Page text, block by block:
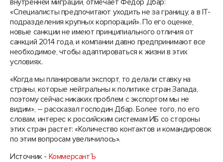
внутренней миграции, отмечает Федор Дбар:
«Специалисты предпочитают уходить не за границу, а в IT-
подразделения крупных корпораций». По его оценке,
новые санкции не имеют принципиального отличия от
санкций 2014 года, и компании давно предпринимают все
необходимое, чтобы адаптироваться к жизни в этих
условиях.
«Когда мы планировали экспорт, то делали ставку на
страны, которые нейтральны к политике стран Запада,
поэтому сейчас никаких проблем с экспортом мы не
видим», – рассказал господин Дбар. Более того, по его
словам, интерес к российским системам ИБ со стороны
этих стран растет: «Количество контактов и командировок
по этим вопросам увеличилось».
Источник - КоммерсантЪ